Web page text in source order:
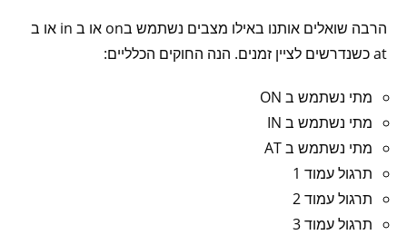
הרבה שואלים אותנו באילו מצבים נשתמש בon או ב in או ב
at כשנדרשים לציין זמנים. הנה החוקים הכלליים:
מתי נשתמש ב ON
מתי נשתמש ב IN
מתי נשתמש ב AT
תרגול עמוד 1
תרגול עמוד 2
תרגול עמוד 3